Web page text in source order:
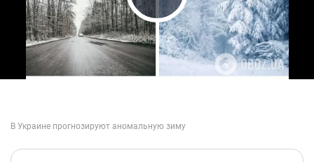
Play Video